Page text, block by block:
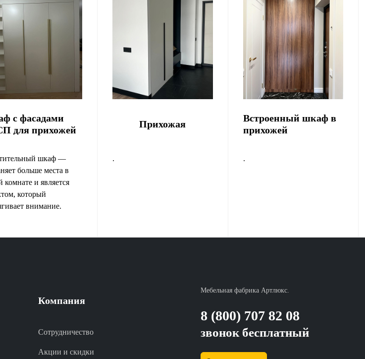
с фасадами
для прихожей
шкаф —
больше места в
комнате и является
который
внимание.
Прихожая
.
Встроенный шкаф в
прихожей
.
Компания
Сотрудничество
Акции и скидки
Мебельная фабрика Артлюкс.
8 (800) 707 82 08
звонок бесплатный